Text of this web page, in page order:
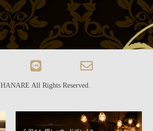
HANARE All Rights Reserved.